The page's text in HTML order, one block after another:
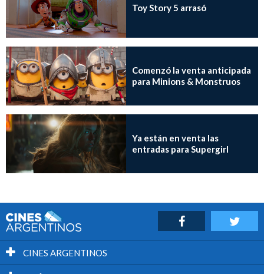
Toy Story 5 arrasó
Comenzó la venta anticipada
para Minions & Monstruos
Ya están en venta las
entradas para Supergirl
CINES ARGENTINOS